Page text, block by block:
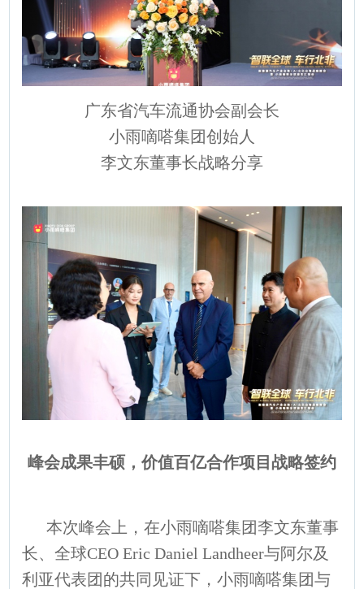
广东省汽车流通协会副会长
小雨嘀嗒集团创始人
李文东董事长战略分享
峰会成果丰硕，价值百亿合作项目战略签约
本次峰会上，在小雨嘀嗒集团李文东董事
长、全球CEO Eric Daniel Landheer与阿尔及
利亚代表团的共同见证下，小雨嘀嗒集团与